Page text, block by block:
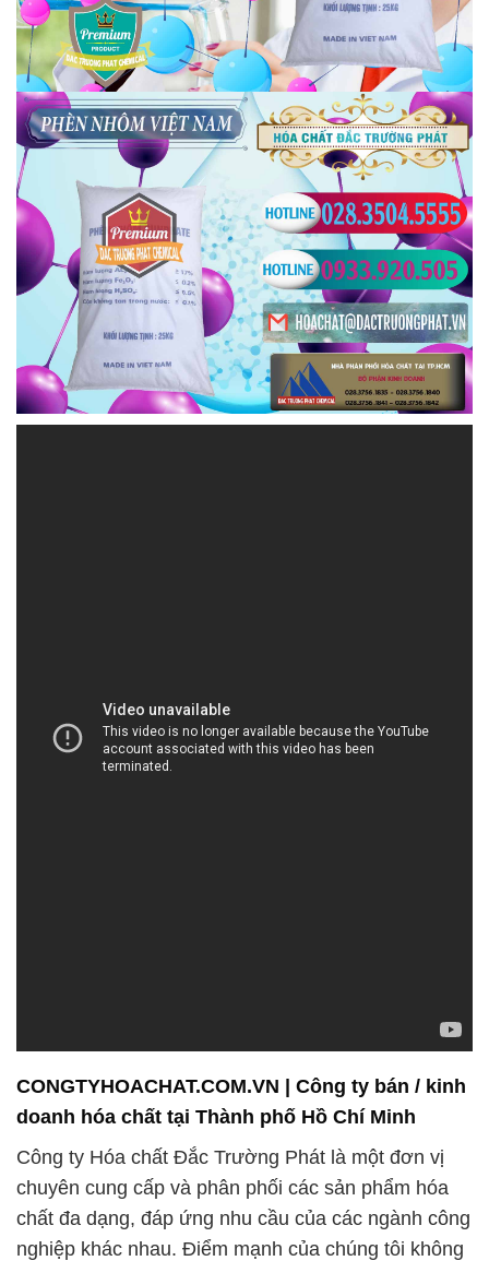
CONGTYHOACHAT.COM.VN | Công ty bán / kinh
doanh hóa chất tại Thành phố Hồ Chí Minh
Công ty Hóa chất Đắc Trường Phát là một đơn vị
chuyên cung cấp và phân phối các sản phẩm hóa
chất đa dạng, đáp ứng nhu cầu của các ngành công
nghiệp khác nhau. Điểm mạnh của chúng tôi không